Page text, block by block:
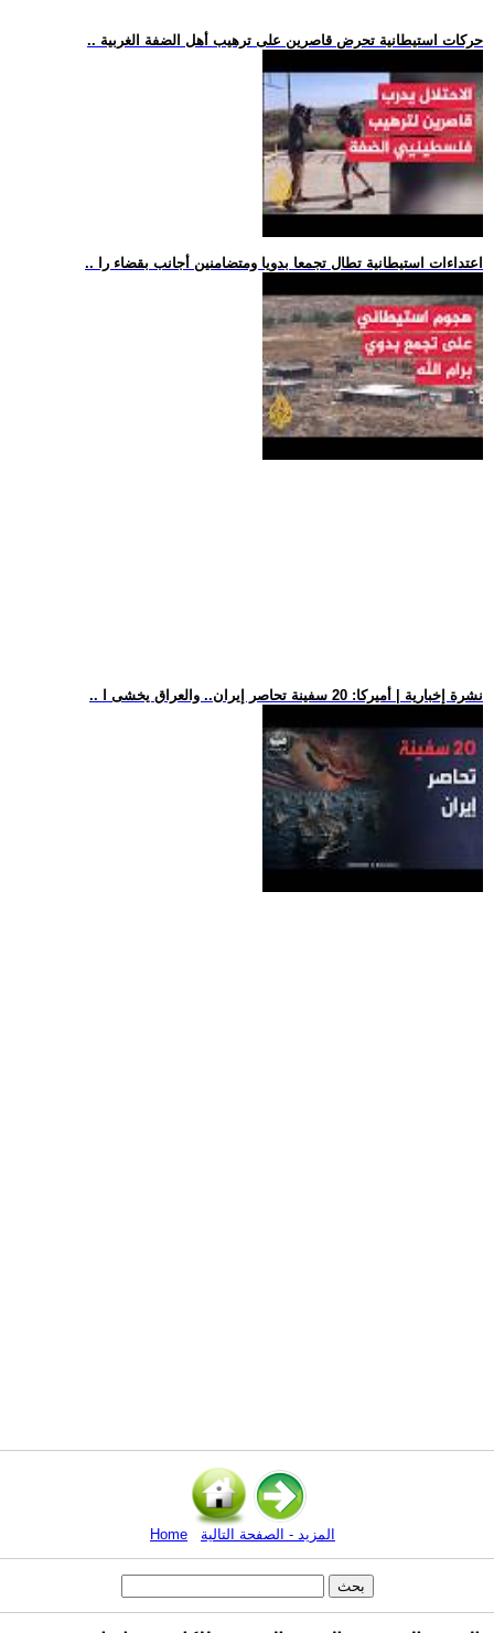
.. حركات استيطانية تحرض قاصرين على ترهيب أهل الضفة الغربية
.. اعتداءات استيطانية تطال تجمعا بدويا ومتضامنين أجانب بقضاء را
.. نشرة إخبارية | أميركا: 20 سفينة تحاصر إيران.. والعراق يخشى ا
Home المزيد - الصفحة التالية